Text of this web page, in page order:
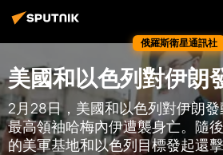
俄羅斯衛星通訊社
美國和以色列對伊朗
2月28日，美國和以色列對伊朗
最高領袖哈梅內伊遭襲身亡。隨
的美軍基地和以色列目標發起還